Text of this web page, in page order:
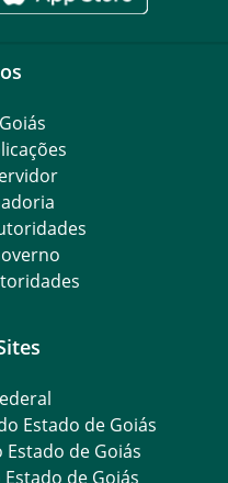
Estado de Goiás
de Goiás
de Goiás